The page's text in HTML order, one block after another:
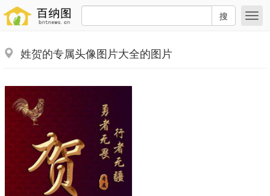
搜
姓贺的专属头像图片大全的图片